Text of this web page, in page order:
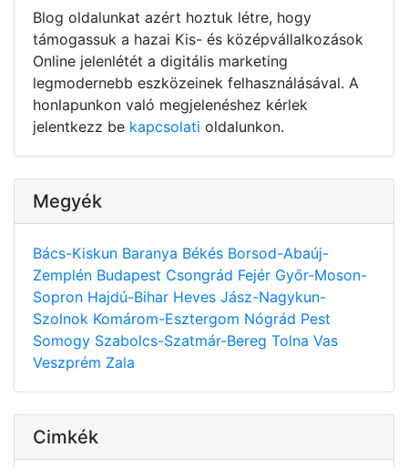
Blog oldalunkat azért hoztuk létre, hogy
támogassuk a hazai Kis- és középvállalkozások
Online jelenlétét a digitális marketing
legmodernebb eszközeinek felhasználásával. A
honlapunkon való megjelenéshez kérlek
jelentkezz be kapcsolati oldalunkon.
Megyék
Bács-Kiskun Baranya Békés Borsod-Abaúj-
Zemplén Budapest Csongrád Fejér Győr-Moson-
Sopron Hajdú-Bihar Heves Jász-Nagykun-
Szolnok Komárom-Esztergom Nógrád Pest
Somogy Szabolcs-Szatmár-Bereg Tolna Vas
Veszprém Zala
Cimkék